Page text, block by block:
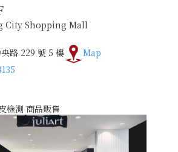
City Shopping Mall
路 229 號 5 樓
Map
檢測 商品販售